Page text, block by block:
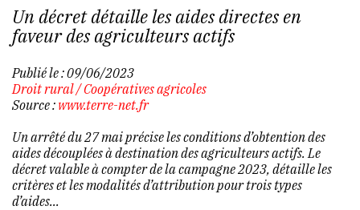
Un décret détaille les aides directes en
faveur des agriculteurs actifs
Publié le :09/06/2023
Droit rural/Coopératives agricoles
Source : www.terre-net.fr
Un arrêté du 27 mai précise les conditions d’obtention des
aides découplées à destination des agriculteurs actifs. Le
décret valable à compter de la campagne 2023, détaille les
critères et les modalités d’attribution pour trois types
d’aides...